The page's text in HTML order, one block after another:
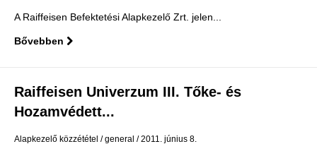
A Raiffeisen Befektetési Alapkezelő Zrt. jelen...
Bővebben
Raiffeisen Univerzum III. Tőke- és
Hozamvédett...
Alapkezelő közzététel general 2011. június 8.